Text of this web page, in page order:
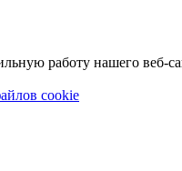
работу нашего веб-
cookie